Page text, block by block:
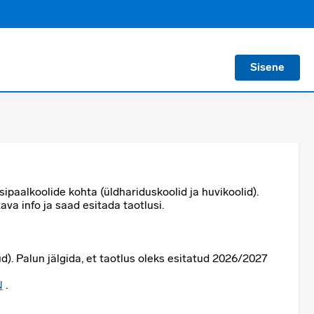
Sisene
kohta (üldhariduskoolid ja huvikoolid).
info ja saad esitada taotlusi.
Palun jälgida, et taotlus oleks esitatud 2026/2027
.